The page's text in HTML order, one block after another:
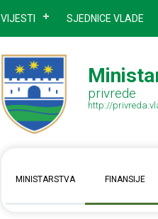
VIJESTI SJEDNICE VLADE
privrede
http://
MINISTARSTVA FINANSIJE